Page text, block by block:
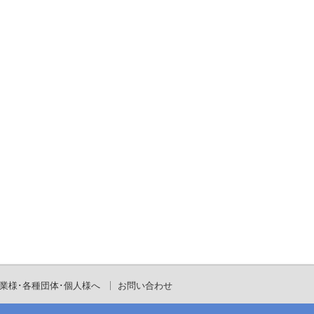
様･各種団体･個人様へ お問い合わせ